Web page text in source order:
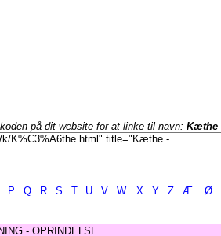
på dit website for at linke til navn: Kæthe
P Q R S T U V W X Y Z Æ Ø
- OPRINDELSE